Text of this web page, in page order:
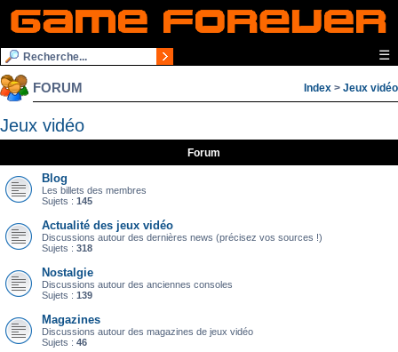
☰
FORUM Index > Jeux vidéo
Jeux vidéo
Forum
Blog
Les billets des membres
Sujets : 145
Actualité des jeux vidéo
Discussions autour des dernières news (précisez vos sources !)
Sujets : 318
Nostalgie
Discussions autour des anciennes consoles
Sujets : 139
Magazines
Discussions autour des magazines de jeux vidéo
Sujets : 46